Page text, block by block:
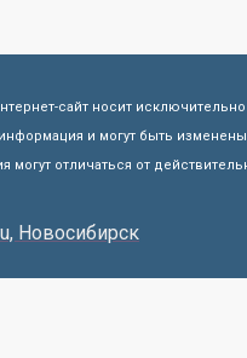
сайт носит
и могут быть
отличаться от
Новосибирск